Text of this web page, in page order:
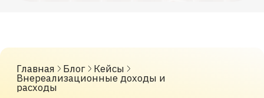
управленческий учёт
и нарастил продажи
на маркетплейсахдо 600 млн
рублей